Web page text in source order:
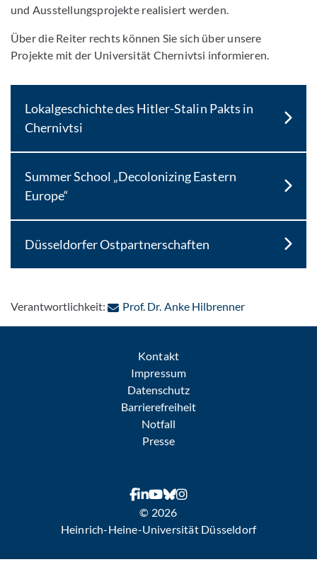
und Ausstellungsprojekte realisiert werden.
Über die Reiter rechts können Sie sich über unsere
Projekte mit der Universität Chernivtsi informieren.
Lokalgeschichte des Hitler-Stalin Pakts in
Chernivtsi
Summer School „Decolonizing Eastern
Europe“
Düsseldorfer Ostpartnerschaften
Verantwortlichkeit: Prof. Dr. Anke Hilbrenner: Per E-Mail
Kontakt
Impressum
Datenschutz
Barrierefreiheit
Notfall
Presse
© 2026
Heinrich-Heine-Universität Düsseldorf